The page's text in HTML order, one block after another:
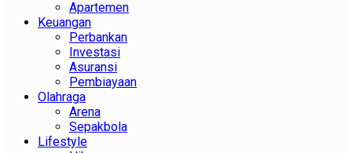
Apartemen
Keuangan
Perbankan
Investasi
Asuransi
Pembiayaan
Olahraga
Arena
Sepakbola
Lifestyle